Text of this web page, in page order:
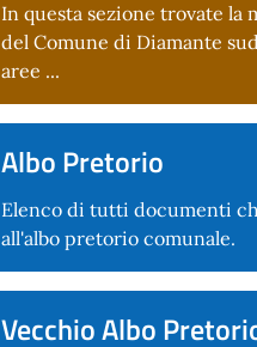
In questa sezione trovate la
del Comune di Diamante
aree ...
Albo Pretorio
Elenco di tutti documenti
all'albo pretorio comunale.
Vecchio Albo